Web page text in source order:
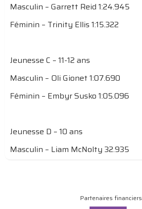
Masculin – Garrett Reid 1:24.945
Féminin – Trinity Ellis 1:15.322
Jeunesse C – 11-12 ans
Masculin – Oli Gionet 1:07.690
Féminin – Embyr Susko 1:05.096
Jeunesse D – 10 ans
Masculin – Liam McNolty 32.935
Partenaires financiers